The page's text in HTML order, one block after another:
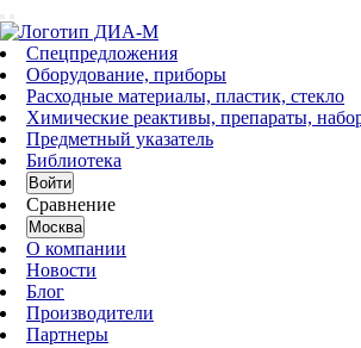
Спецпредложения
Оборудование, приборы
Расходные материалы, пластик, стекло
Химические реактивы, препараты,
Предметный указатель
Библиотека
Войти
Сравнение
Москва
О компании
Новости
Блог
Производители
Партнеры